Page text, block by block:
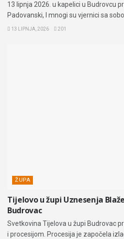
13 lipnja 2026. u kapelici u Budrovcu
Padovanski, I mnogi su vjernici sa
13 LIPNJA, 2026 201
ŽUPA
Tijelovo u župi Uznesenja
Budrovac
Svetkovina Tijelova u župi Budrovac
i procesijom. Procesija je započela